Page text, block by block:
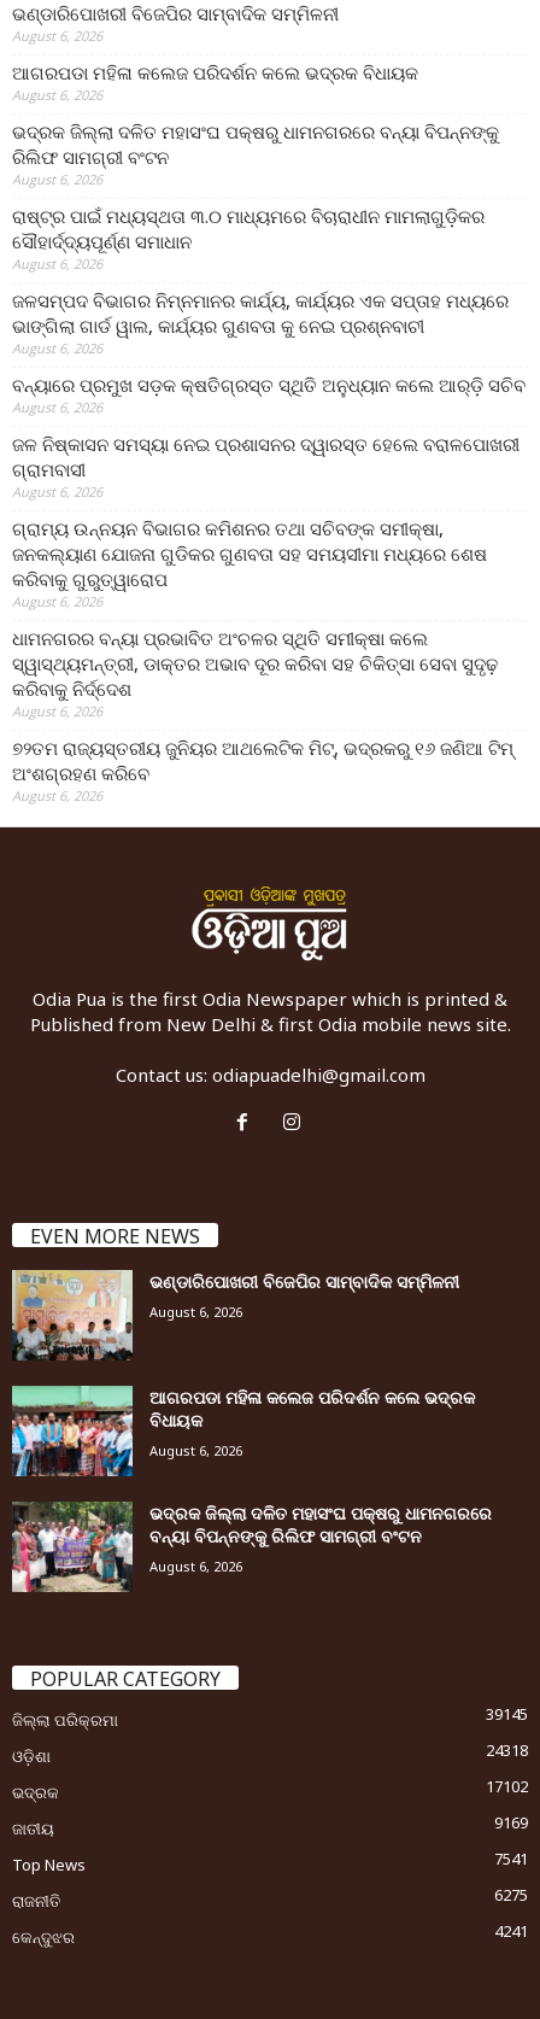
ଭଣ୍ଡାରିପୋଖରୀ ବିଜେପିର ସାମ୍ବାଦିକ ସମ୍ମିଳନୀ
August 6, 2026
ଆଗରପଡା ମହିଳା କଲେଜ ପରିଦର୍ଶନ କଲେ ଭଦ୍ରକ ବିଧାୟକ
August 6, 2026
ଭଦ୍ରକ ଜିଲ୍ଲା ଦଳିତ ମହାସଂଘ ପକ୍ଷରୁ ଧାମନଗରରେ ବନ୍ୟା ବିପନ୍ନଙ୍କୁ
ରିଲିଫ ସାମଗ୍ରୀ ବଂଟନ
August 6, 2026
ରାଷ୍ଟ୍ର ପାଇଁ ମଧ୍ୟସ୍ଥତା ୩.୦ ମାଧ୍ୟମରେ ବିଚାରାଧୀନ ମାମଲାଗୁଡ଼ିକର
ସୌହାର୍ଦ୍ଦ୍ୟପୂର୍ଣ୍ଣ ସମାଧାନ
August 6, 2026
ଜଳସମ୍ପଦ ବିଭାଗର ନିମ୍ନମାନର କାର୍ଯ୍ୟ, କାର୍ଯ୍ୟର ଏକ ସପ୍ତାହ ମଧ୍ୟରେ
ଭାଙ୍ଗିଲା ଗାର୍ଡ ୱାଲ, କାର୍ଯ୍ୟର ଗୁଣବତା କୁ ନେଇ ପ୍ରଶ୍ନବାଚୀ
August 6, 2026
ବନ୍ୟାରେ ପ୍ରମୁଖ ସଡ଼କ କ୍ଷତିଗ୍ରସ୍ତ ସ୍ଥିତି ଅନୁଧ୍ୟାନ କଲେ ଆର୍‌ଡ଼ି ସଚିବ
August 6, 2026
ଜଳ ନିଷ୍କାସନ ସମସ୍ୟା ନେଇ ପ୍ରଶାସନର ଦ୍ୱାରସ୍ତ ହେଲେ ବରାଳପୋଖରୀ
ଗ୍ରାମବାସୀ
August 6, 2026
ଗ୍ରାମ୍ୟ ଉନ୍ନୟନ ବିଭାଗର କମିଶନର ତଥା ସଚିବଙ୍କ ସମୀକ୍ଷା,
ଜନକଲ୍ୟାଣ ଯୋଜନା ଗୁଡିକର ଗୁଣବତା ସହ ସମୟସୀମା ମଧ୍ୟରେ ଶେଷ
କରିବାକୁ ଗୁରୁତ୍ୱାରୋପ
August 6, 2026
ଧାମନଗରର ବନ୍ୟା ପ୍ରଭାବିତ ଅଂଚଳର ସ୍ଥିତି ସମୀକ୍ଷା କଲେ
ସ୍ୱାସ୍ଥ୍ୟମନ୍ତ୍ରୀ, ଡାକ୍ତର ଅଭାବ ଦୂର କରିବା ସହ ଚିକିତ୍ସା ସେବା ସୁଦୃଢ଼
କରିବାକୁ ନିର୍ଦ୍ଦେଶ
August 6, 2026
୭୨ତମ ରାଜ୍ୟସ୍ତରୀୟ ଜୁନିୟର ଆଥଲେଟିକ ମିଟ୍‌, ଭଦ୍ରକରୁ ୧୬ ଜଣିଆ ଟିମ୍
ଅଂଶଗ୍ରହଣ କରିବେ
August 6, 2026
Odia Pua is the first Odia Newspaper which is printed &
Published from New Delhi & first Odia mobile news site.
Contact us: odiapuadelhi@gmail.com
EVEN MORE NEWS
ଭଣ୍ଡାରିପୋଖରୀ ବିଜେପିର ସାମ୍ବାଦିକ ସମ୍ମିଳନୀ
August 6, 2026
ଆଗରପଡା ମହିଳା କଲେଜ ପରିଦର୍ଶନ କଲେ ଭଦ୍ରକ
ବିଧାୟକ
August 6, 2026
ଭଦ୍ରକ ଜିଲ୍ଲା ଦଳିତ ମହାସଂଘ ପକ୍ଷରୁ ଧାମନଗରରେ
ବନ୍ୟା ବିପନ୍ନଙ୍କୁ ରିଲିଫ ସାମଗ୍ରୀ ବଂଟନ
August 6, 2026
POPULAR CATEGORY
ଜିଲ୍ଲା ପରିକ୍ରମା
39145
ଓଡ଼ିଶା
24318
ଭଦ୍ରକ
17102
ଜାତୀୟ
9169
Top News
7541
ରାଜନୀତି
6275
କେନ୍ଦୁଝର
4241